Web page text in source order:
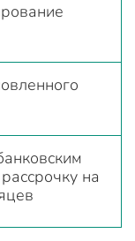
на